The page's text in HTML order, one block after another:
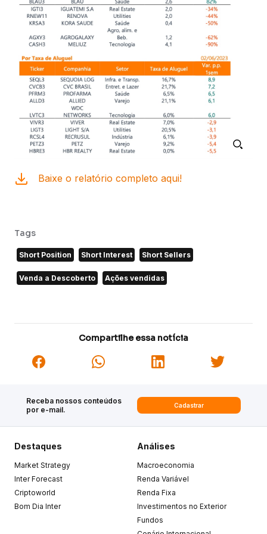
Baixe o relatório completo aqui!
Tags
Short Position Short Interest Short Sellers
Venda a Descoberto Ações vendidas
Compartilhe essa notícia
Receba nossos conteúdos
por e-mail.
Cadastrar
Destaques
Market Strategy
Inter Forecast
Criptoworld
Bom Dia Inter
Análises
Macroeconomia
Renda Variável
Renda Fixa
Investimentos no Exterior
Fundos